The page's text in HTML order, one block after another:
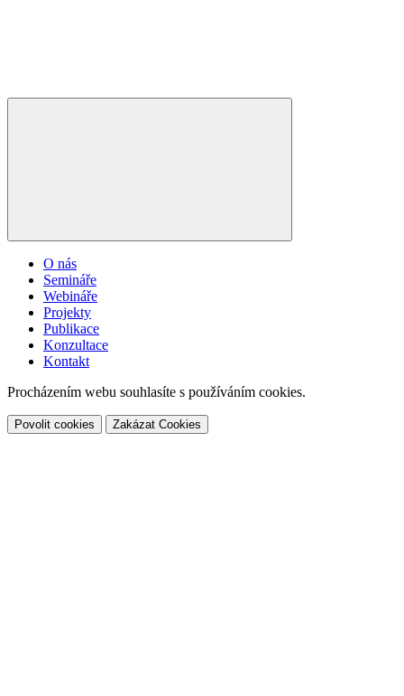
O nás
Semináře
Webináře
Projekty
Publikace
Konzultace
Kontakt
Procházením webu souhlasíte s používáním cookies.
Povolit cookies Zakázat Cookies